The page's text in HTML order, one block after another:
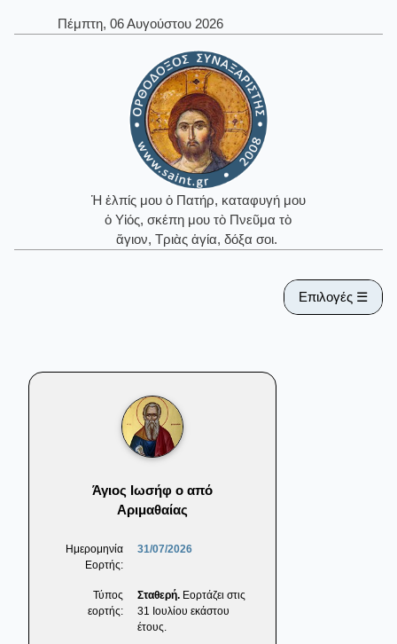
Πέμπτη, 06 Αυγούστου 2026
Ἡ ἐλπίς μου ὁ Πατήρ, καταφυγή μου
ὁ Υἱός, σκέπη μου τὸ Πνεῦμα τὸ
ἅγιον, Τριὰς ἁγία, δόξα σοι.
Επιλογές ☰
Άγιος Ιωσήφ ο από
Αριμαθαίας
Ημερομηνία
Εορτής:
31/07/2026
Τύπος
εορτής:
Σταθερή. Εορτάζει στις
31 Ιουλίου εκάστου
έτους.